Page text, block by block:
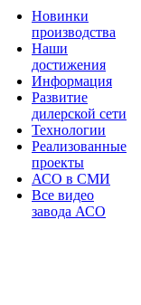
Новинки
производства
Наши
достижения
Информация
Развитие
дилерской сети
Технологии
Реализованные
проекты
АСО в СМИ
Все видео
завода АСО